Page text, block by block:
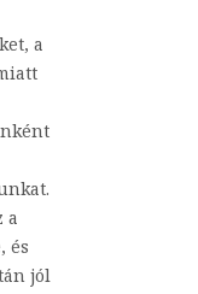
a
a
és
jól